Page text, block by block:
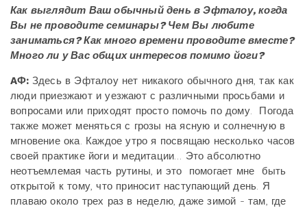
Как выглядит Ваш обычный день в Эфталоу, когда
Вы не проводите семинары? Чем Вы любите
заниматься? Как много времени проводите вместе?
Много ли у Вас общих интересов помимо йоги?
AФ: Здесь в Эфталоу нет никакого обычного дня, так как
люди приезжают и уезжают с различными просьбами и
вопросами или приходят просто помочь по дому. Погода
также может меняться с грозы на ясную и солнечную в
мгновение ока. Каждое утро я посвящаю несколько часов
своей практике йоги и медитации… Это абсолютно
неотъемлемая часть рутины, и это помогает мне быть
открытой к тому, что приносит наступающий день. Я
плаваю около трех раз в неделю, даже зимой - там, где